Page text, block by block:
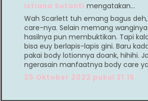
Istiana Sutanti mengatakan…
Wah Scarlett tuh emang bagus
care-nya. Selain memang
hasilnya pun membuktikan. Tapi
bisa euy berlapis-lapis gini. Baru
pakai body lotionnya doank, hihihi.
ngerasain manfaatnya body care
25 Oktober 2022 pukul 21.16